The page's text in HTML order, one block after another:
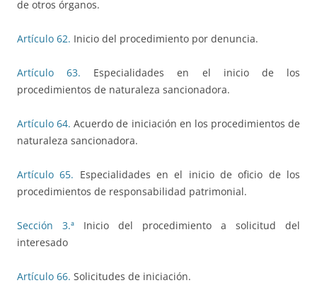
de otros órganos.
Artículo 62. Inicio del procedimiento por denuncia.
Artículo 63. Especialidades en el inicio de los
procedimientos de naturaleza sancionadora.
Artículo 64. Acuerdo de iniciación en los procedimientos de
naturaleza sancionadora.
Artículo 65. Especialidades en el inicio de oficio de los
procedimientos de responsabilidad patrimonial.
Sección 3.ª Inicio del procedimiento a solicitud del
interesado
Artículo 66. Solicitudes de iniciación.